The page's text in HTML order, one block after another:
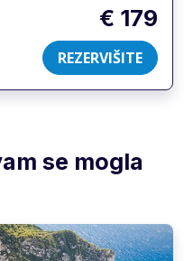
€ 179
REZERVIŠITE
se mogla